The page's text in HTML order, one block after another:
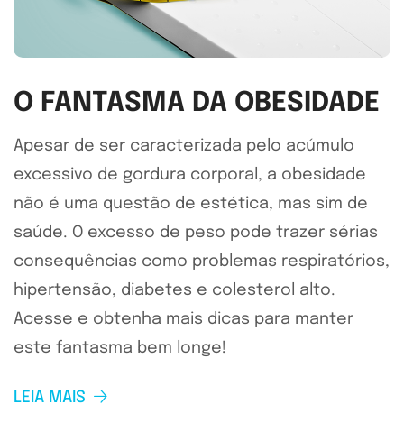
O FANTASMA DA OBESIDADE
Apesar de ser caracterizada pelo acúmulo
excessivo de gordura corporal, a obesidade
não é uma questão de estética, mas sim de
saúde. O excesso de peso pode trazer sérias
consequências como problemas respiratórios,
hipertensão, diabetes e colesterol alto.
Acesse e obtenha mais dicas para manter
este fantasma bem longe!
LEIA MAIS